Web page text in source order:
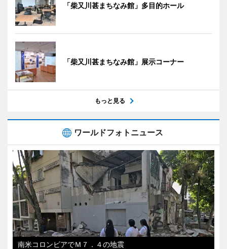
「柴又川甚まちなみ館」多目的ホール
「柴又川甚まちなみ館」展示コーナー
もっと見る
ワールドフォトニュース
南米コロンビアでＭ７．４の地震